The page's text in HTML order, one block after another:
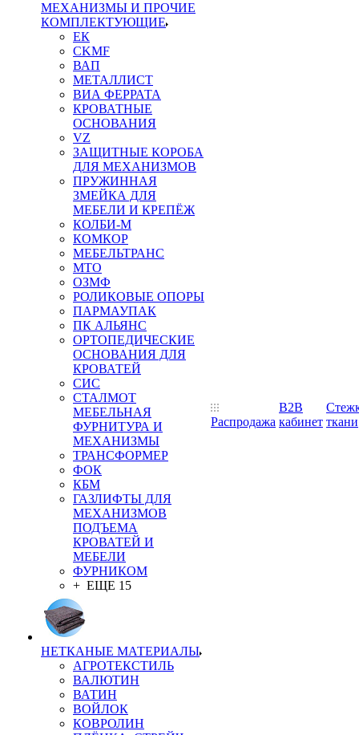
МЕХАНИЗМЫ И ПРОЧИЕ
КОМПЛЕКТУЮЩИЕ
ЕК
CKMF
ВАП
МЕТАЛЛИСТ
ВИА ФЕРРАТА
КРОВАТНЫЕ
ОСНОВАНИЯ
VZ
ЗАЩИТНЫЕ КОРОБА
ДЛЯ МЕХАНИЗМОВ
ПРУЖИННАЯ
ЗМЕЙКА ДЛЯ
МЕБЕЛИ И КРЕПЁЖ
КОЛБИ-М
КОМКОР
МЕБЕЛЬТРАНС
MTO
ОЗМФ
РОЛИКОВЫЕ ОПОРЫ
ПАРМАУПАК
ПК АЛЬЯНС
ОРТОПЕДИЧЕСКИЕ
ОСНОВАНИЯ ДЛЯ
КРОВАТЕЙ
СИС
СТАЛМОТ
МЕБЕЛЬНАЯ
ФУРНИТУРА И
МЕХАНИЗМЫ
ТРАНСФОРМЕР
ФОК
КБМ
ГАЗЛИФТЫ ДЛЯ
МЕХАНИЗМОВ
ПОДЪЕМА
КРОВАТЕЙ И
МЕБЕЛИ
ФУРНИКОМ
+ ЕЩЕ 15
НЕТКАНЫЕ МАТЕРИАЛЫ
АГРОТЕКСТИЛЬ
ВАЛЮТИН
ВАТИН
ВОЙЛОК
КОВРОЛИН
Распродажа
B2B
кабинет ткани